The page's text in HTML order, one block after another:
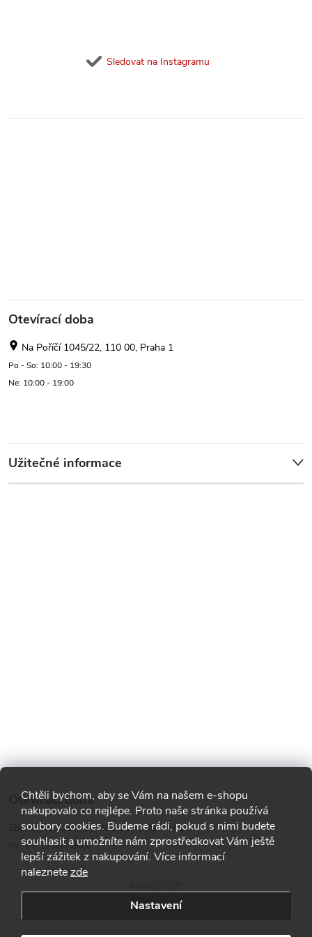
Chtěli bychom, aby se Vám na našem e-shopu
nakupovalo co nejlépe. Proto naše stránka používá
soubory cookies. Budeme rádi, pokud s nimi budete
souhlasit a umožníte nám zprostředkovat Vám ještě
lepší zážitek z nakupování. Více informací
naleznetezde
Nastavení
Sledovat na Instagramu
Otevírací doba
Na Poříčí 1045/22, 110 00, Praha 1
Po - So: 10:00 - 19:30
Ne: 10:00 - 19:00
Užitečné informace
Otevírací doba
Zborovská 1287, Smíchov, 150 00 Praha 5
Po - Pá: 12:00 - 18:00